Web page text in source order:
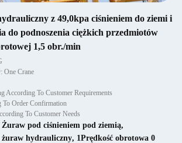
z 49,0kpa ciśnieniem do ziemi i
do podnoszenia ciężkich przedmiotów
1,5 obr./min
One Crane
According To Customer Requirements
Order Confirmation
To Customer Needs
Żuraw pod ciśnieniem pod ziemią,
żuraw hydrauliczny, 1Prędkość obrotowa 0